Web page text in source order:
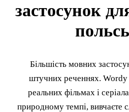
застосунок
Більшість мовних
штучних реченнях. Wordy
реальних фільмах і
природному темпі, вивчаєте